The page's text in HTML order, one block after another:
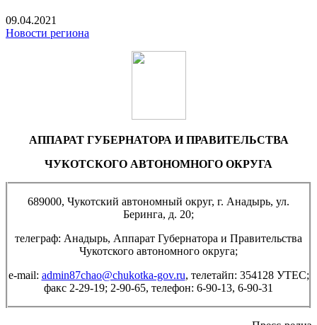
09.04.2021
Новости региона
АППАРАТ ГУБЕРНАТОРА И ПРАВИТЕЛЬСТВА
ЧУКОТСКОГО АВТОНОМНОГО ОКРУГА
689000, Чукотский автономный округ, г. Анадырь, ул.
Беринга, д. 20;
телеграф: Анадырь, Аппарат Губернатора и Правительства
Чукотского автономного округа;
e-mail: admin87chao@chukotka-gov.ru, телетайп: 354128 УТЕС;
факс 2-29-19; 2-90-65, телефон: 6-90-13, 6-90-31